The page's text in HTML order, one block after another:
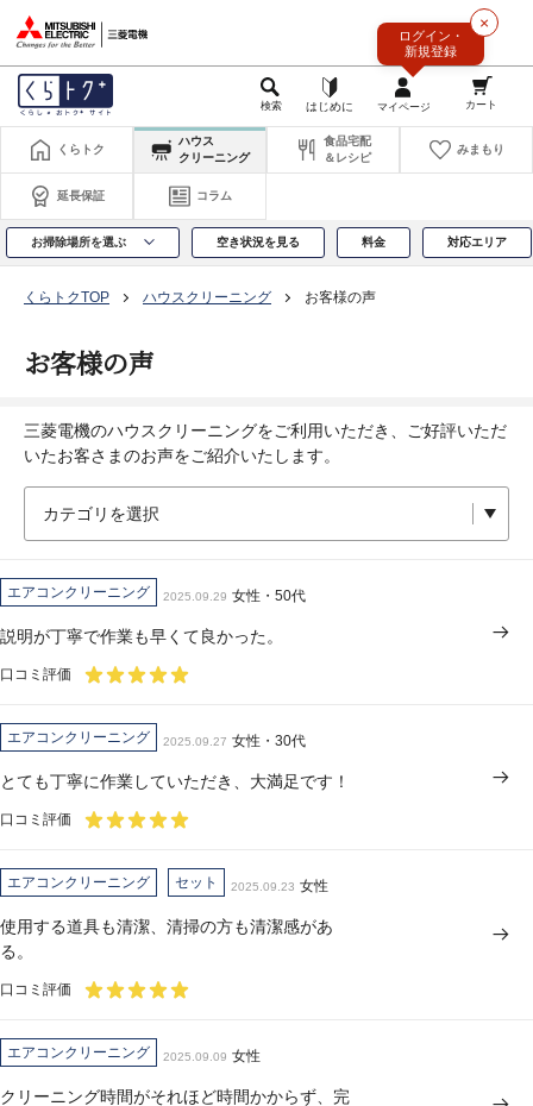
×
ログイン・
新規登録
くらトク
ハウス
クリーニング
食品宅配
＆レシピ
みまもり
延長保証 コラム
お掃除場所を選ぶ 空き状況を見る 料金 対応エリア
くらトクTOP ハウスクリーニング お客様の声
お客様の声
三菱電機のハウスクリーニングをご利用いただき、ご好評いただ
いたお客さまのお声をご紹介いたします。
エアコンクリーニング 2025.09.29 女性・50代
説明が丁寧で作業も早くて良かった。
口コミ評価
エアコンクリーニング 2025.09.27 女性・30代
とても丁寧に作業していただき、大満足です！
口コミ評価
エアコンクリーニング セット 2025.09.23 女性
使用する道具も清潔、清掃の方も清潔感があ
る。
口コミ評価
エアコンクリーニング 2025.09.09 女性
クリーニング時間がそれほど時間かからず、完